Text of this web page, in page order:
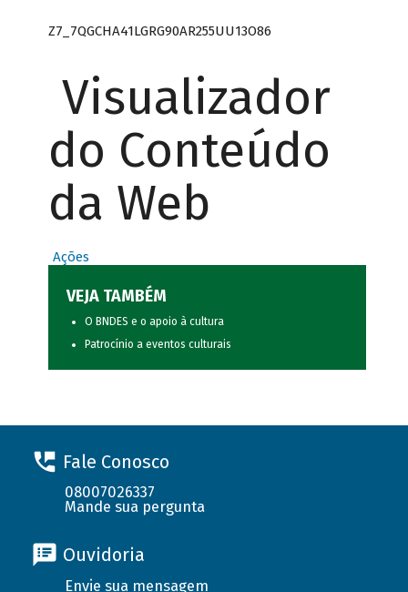
Z7_7QGCHA41LGRG90AR255UU13O86
Visualizador
do Conteúdo
da Web
Ações
VEJA TAMBÉM
O BNDES e o apoio à cultura
Patrocínio a eventos culturais
Fale Conosco
08007026337
Mande sua pergunta
Ouvidoria
Envie sua mensagem